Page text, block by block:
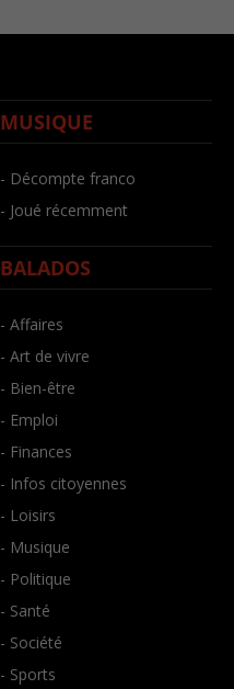
MUSIQUE
- Décompte franco
- Joué récemment
BALADOS
- Affaires
- Art de vivre
- Bien-être
- Emploi
- Finances
- Infos citoyennes
- Loisirs
- Musique
- Politique
- Santé
- Société
- Sports